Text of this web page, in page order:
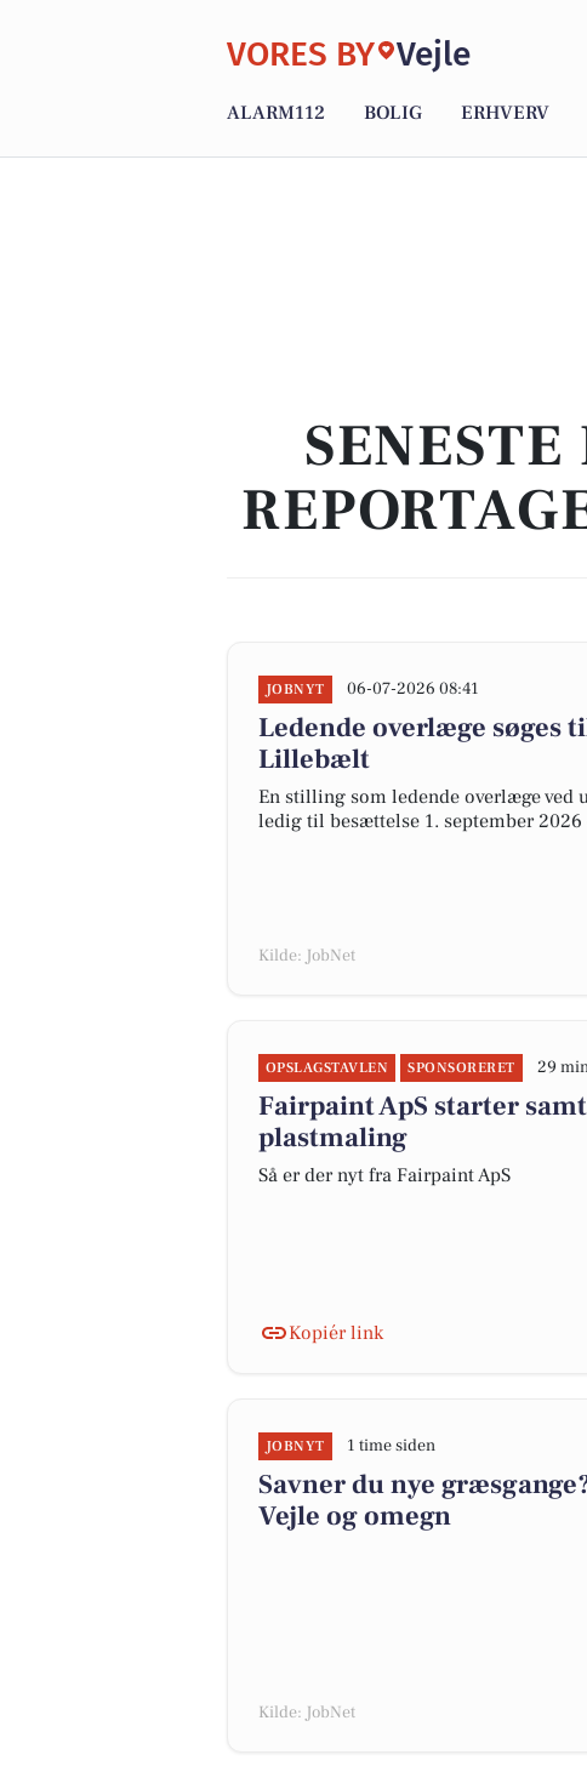
VORES BY Vejle
ALARM112 BOLIG ERHVERV
JOBNYT 06-07-2026 08:41
Ledende overlæge søges
Lillebælt
En stilling som ledende overlæge
ledig til besættelse 1. september 2026
Kilde: JobNet
OPSLAGSTAVLEN SPONSORERET 29
Fairpaint ApS starter
plastmaling
Så er der nyt fra Fairpaint ApS
Kopiér link
JOBNYT 1 time siden
Savner du nye
Vejle og omegn
Kilde: JobNet